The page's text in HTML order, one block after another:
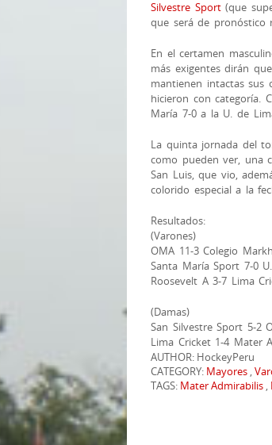
Silvestre Sport(que
que será de pronóstico
En el certamen
más exigentes dirán
mantienen intactas
hicieron con categoría.
María 7-0 a la U. de
La quinta jornada del
como pueden ver, una
San Luis, que vio,
colorido especial a la
Resultados:
(Varones)
OMA 11-3 Colegio
Santa María Sport 7-0
Roosevelt A 3-7 Lima
(Damas)
San Silvestre Sport 5-2
Lima Cricket 1-4 Mater
AUTHOR: HockeyPeru
CATEGORY: Mayores ,
TAGS: Mater Admirabilis ,